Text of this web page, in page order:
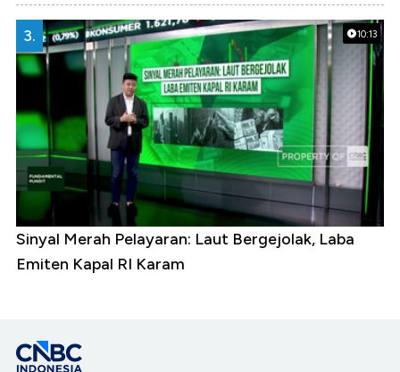
10:13
3.
Sinyal Merah Pelayaran: Laut Bergejolak, Laba
Emiten Kapal RI Karam